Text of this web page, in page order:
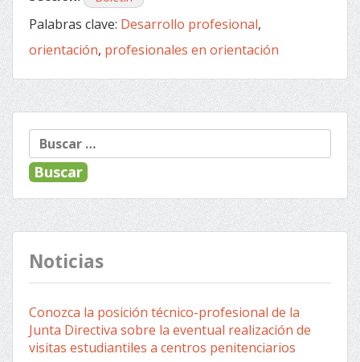
Palabras clave: Desarrollo profesional,
orientación, profesionales en orientación
Navegación
de
entradas
Noticias
Conozca la posición técnico-profesional de la
Junta Directiva sobre la eventual realización de
visitas estudiantiles a centros penitenciarios